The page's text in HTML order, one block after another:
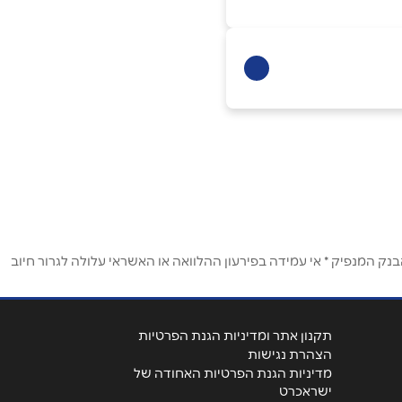
* אי עמידה בפירעון ההלוואה או האשראי עלולה לגרור חיוב
תקנון אתר ומדיניות הגנת הפרטיות
הצהרת נגישות
מדיניות הגנת הפרטיות האחודה של
ישראכרט